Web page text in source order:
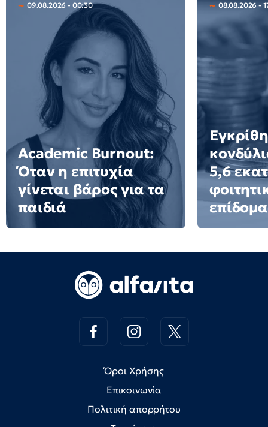
09.08.2026 - 00:30
Academic Burnout:
Όταν η επιτυχία
γίνεται βάρος για τα
παιδιά
08.08.2026 -
5,6
Όροι Χρήσης
Επικοινωνία
Πολιτική απορρήτου